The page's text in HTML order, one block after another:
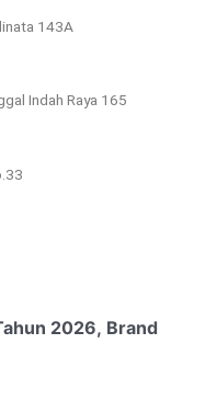
143A
Indah Raya 165
2026, Brand